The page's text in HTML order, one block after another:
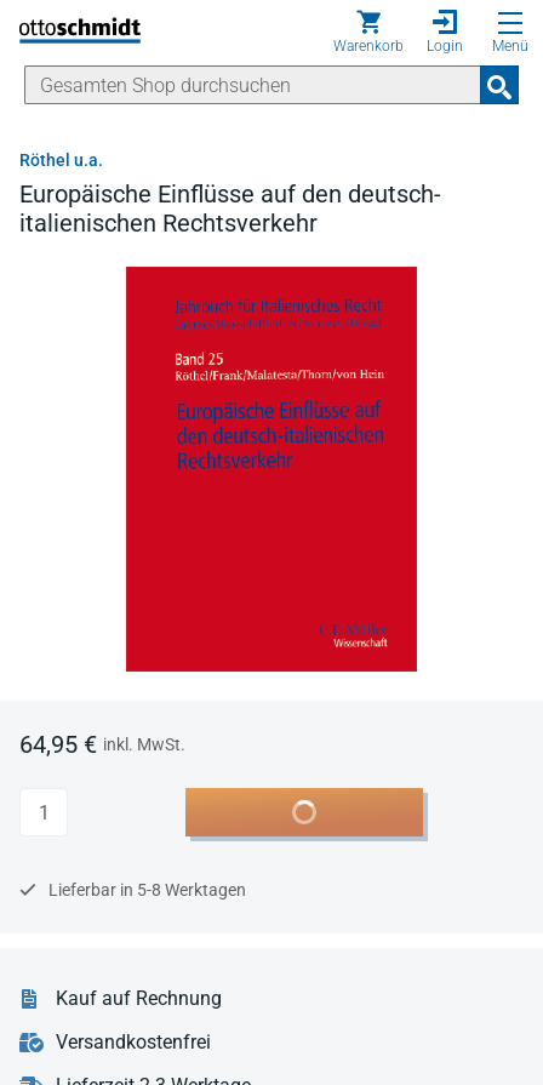
Direkt zum Inhalt
Warenkorb Login Menü
Röthel u.a.
Europäische Einflüsse auf den deutsch-
italienischen Rechtsverkehr
64,95 € inkl. MwSt.
Anzahl In den Warenkorb
Lieferbar in 5-8 Werktagen
Kauf auf Rechnung
Versandkostenfrei